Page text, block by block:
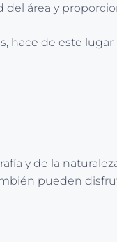
área y
hace de este
y de la
pueden